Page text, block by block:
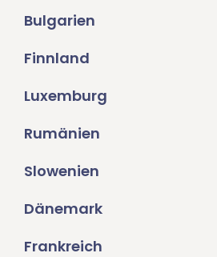
Bulgarien
Finnland
Luxemburg
Rumänien
Slowenien
Dänemark
Frankreich